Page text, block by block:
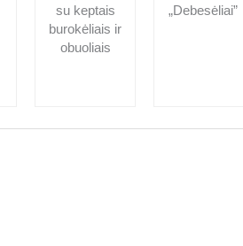
su keptais
burokėliais ir
obuoliais
„Debesėliai”